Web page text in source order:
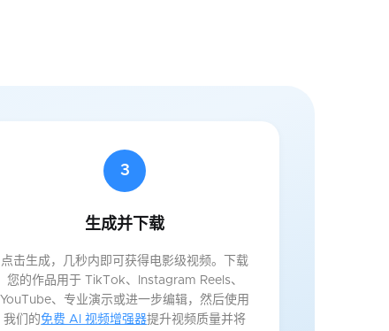
3
生成并下载
点击生成，几秒内即可获得电影级视频。下载
您的作品用于 TikTok、Instagram Reels、
YouTube、专业演示或进一步编辑，然后使用
我们的免费 AI 视频增强器提升视频质量并将